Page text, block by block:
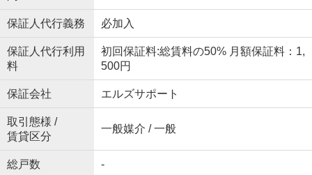
保証人代行義務 必加入
保証人代行利用
料
初回保証料:総賃料の50% 月額保証料：1,
500円
保証会社 エルズサポート
取引態様 /
賃貸区分
一般媒介 / 一般
総戸数 -